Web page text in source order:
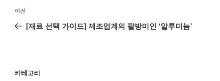
색
이
전
이전
[재료 선택 가이드] 제조업계의 팔방미인 ‘알루미늄’
카테고리